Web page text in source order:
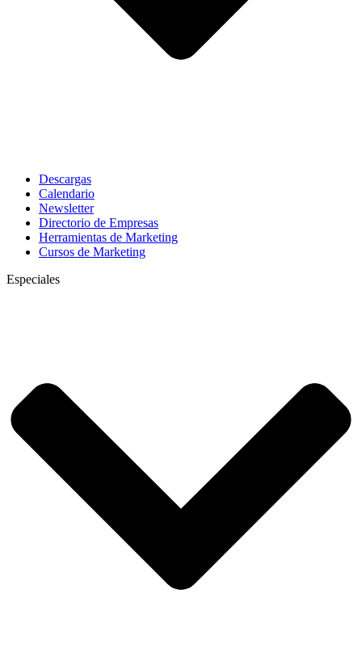
Descargas
Calendario
Newsletter
Directorio de Empresas
Herramientas de Marketing
Cursos de Marketing
Especiales